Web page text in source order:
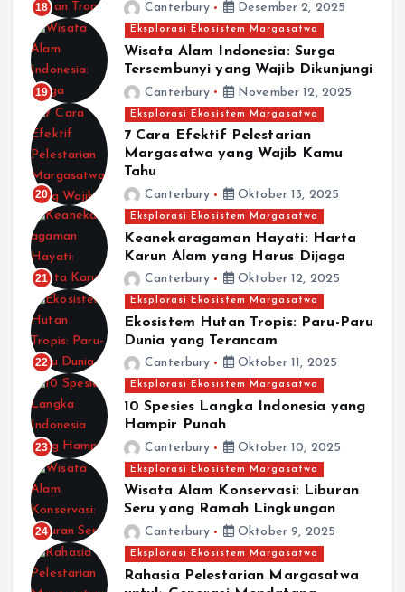
18 Canterbury Desember 2, 2025
19
Eksplorasi Ekosistem Margasatwa
Wisata Alam Indonesia: Surga
Tersembunyi yang Wajib Dikunjungi
Canterbury November 12, 2025
20
Eksplorasi Ekosistem Margasatwa
7 Cara Efektif Pelestarian
Margasatwa yang Wajib Kamu
Tahu
Canterbury Oktober 13, 2025
21
Eksplorasi Ekosistem Margasatwa
Keanekaragaman Hayati: Harta
Karun Alam yang Harus Dijaga
Canterbury Oktober 12, 2025
22
Eksplorasi Ekosistem Margasatwa
Ekosistem Hutan Tropis: Paru-Paru
Dunia yang Terancam
Canterbury Oktober 11, 2025
23
Eksplorasi Ekosistem Margasatwa
10 Spesies Langka Indonesia yang
Hampir Punah
Canterbury Oktober 10, 2025
24
Eksplorasi Ekosistem Margasatwa
Wisata Alam Konservasi: Liburan
Seru yang Ramah Lingkungan
Canterbury Oktober 9, 2025
Eksplorasi Ekosistem Margasatwa
Rahasia Pelestarian Margasatwa